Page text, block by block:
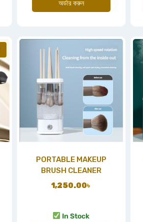
অর্ডার করুন
PORTABLE MAKEUP
BRUSH CLEANER
1,250.00৳
In Stock